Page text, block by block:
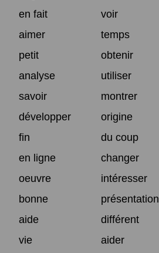
en fait
voir
aimer
temps
petit
obtenir
analyse
utiliser
savoir
montrer
développer
origine
fin
du coup
en ligne
changer
oeuvre
intéresser
bonne
présentation
aide
différent
vie
aider